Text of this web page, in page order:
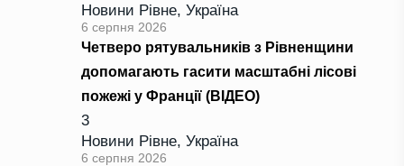
Новини Рівне, Україна
6 серпня 2026
Четверо рятувальників з Рівненщини
допомагають гасити масштабні лісові
пожежі у Франції (ВІДЕО)
3
Новини Рівне, Україна
6 серпня 2026